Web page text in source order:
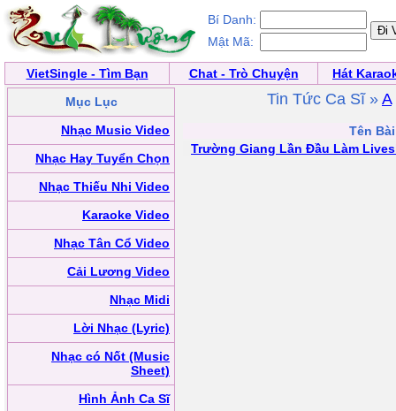
Bí Danh:
Mật Mã:
VietSingle - Tìm Bạn Chat - Trò Chuyện
Hát
Mục Lục
Nhạc Music Video
Nhạc Hay Tuyển Chọn
Nhạc Thiếu Nhi Video
Karaoke Video
Nhạc Tân Cổ Video
Cải Lương Video
Nhạc Midi
Lời Nhạc (Lyric)
Nhạc có Nốt (Music
Sheet)
Hình Ảnh Ca Sĩ
Tin Tức Ca Sĩ » A
Tên
Trường Giang Lần Đầu Làm